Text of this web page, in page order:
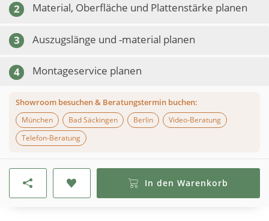
2 Material, Oberfläche und Plattenstärke planen
3 Auszugslänge und -material planen
4 Montageservice planen
Showroom besuchen & Beratungstermin buchen:
München
Bad Säckingen Berlin
Video-Beratung
Telefon-Beratung
In den Warenkorb